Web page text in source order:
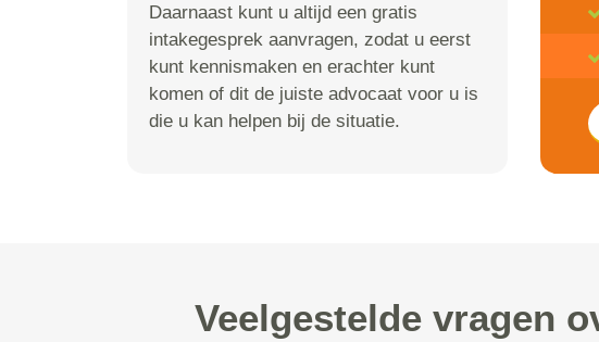
Daarnaast kunt u altijd een gratis
intakegesprek aanvragen, zodat u eerst
kunt kennismaken en erachter kunt
komen of dit de juiste advocaat voor u is
die u kan helpen bij de situatie.
Veelgestelde vragen